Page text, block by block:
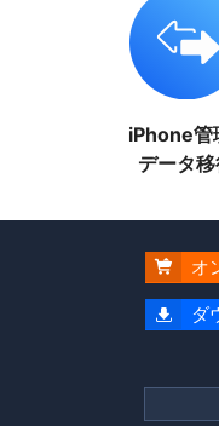
iPhone管
データ
 オ
 ダ